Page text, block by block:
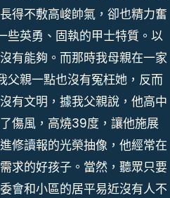
得不敷高峻帥氣，卻也精力奮
英勇、固執的甲士特質。以
有能夠。而那時我母親在一家
親一點也沒有冤枉她，反而
有文明，據我父親說，他高中
傷風，高燒39度，讓他施展
修讀報的光榮抽像，他經常在
求的好孩子。當然，聽眾只要
會和小區的居平易近沒有人不